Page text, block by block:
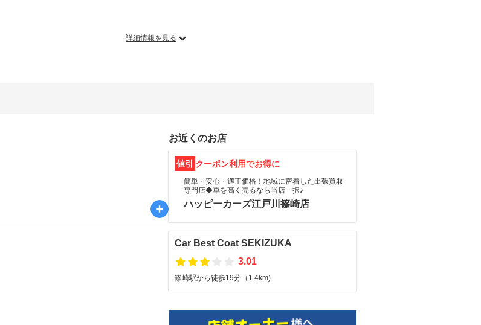
詳細情報を見る
お近くのお店
値引 クーポン利用でお得に
簡単・安心・適正価格！地域に密着した出張買取
専門店◆車を高く売るなら当店一択♪
ハッピーカーズ江戸川篠崎店
Car Best Coat SEKIZUKA
3.01
篠崎駅から徒歩19分（1.4km)